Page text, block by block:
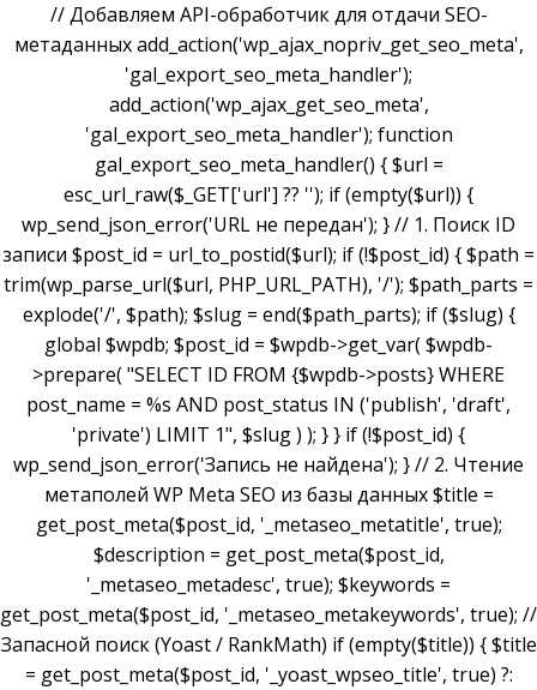
// Добавляем API-обработчик для отдачи SEO-
метаданных add_action('wp_ajax_nopriv_get_seo_meta',
'gal_export_seo_meta_handler');
add_action('wp_ajax_get_seo_meta',
'gal_export_seo_meta_handler'); function
gal_export_seo_meta_handler() { $url =
esc_url_raw($_GET['url'] ?? ''); if (empty($url)) {
wp_send_json_error('URL не передан'); } // 1. Поиск ID
записи $post_id = url_to_postid($url); if (!$post_id) { $path =
trim(wp_parse_url($url, PHP_URL_PATH), '/'); $path_parts =
explode('/', $path); $slug = end($path_parts); if ($slug) {
global $wpdb; $post_id = $wpdb->get_var( $wpdb-
>prepare( "SELECT ID FROM {$wpdb->posts} WHERE
post_name = %s AND post_status IN ('publish', 'draft',
'private') LIMIT 1", $slug ) ); } } if (!$post_id) {
wp_send_json_error('Запись не найдена'); } // 2. Чтение
метаполей WP Meta SEO из базы данных $title =
get_post_meta($post_id, '_metaseo_metatitle', true);
$description = get_post_meta($post_id,
'_metaseo_metadesc', true); $keywords =
get_post_meta($post_id, '_metaseo_metakeywords', true); //
Запасной поиск (Yoast / RankMath) if (empty($title)) { $title
= get_post_meta($post_id, '_yoast_wpseo_title', true) ?: